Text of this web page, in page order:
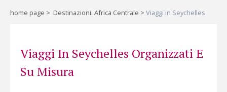
Liberi di esplorare il mondo,
home page > Destinazioni: Africa Centrale > Viaggi in Seychelles
Viaggi In Seychelles Organizzati E
Su Misura